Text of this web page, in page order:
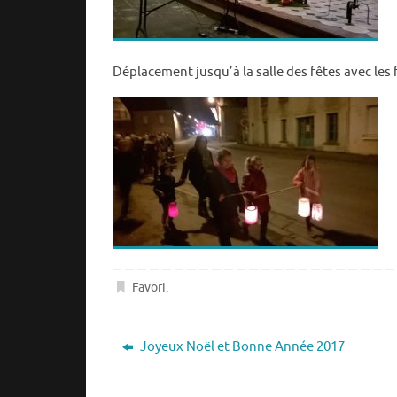
Déplacement jusqu’à la salle des fêtes avec
Favori.
Joyeux Noël et Bonne Année 2017